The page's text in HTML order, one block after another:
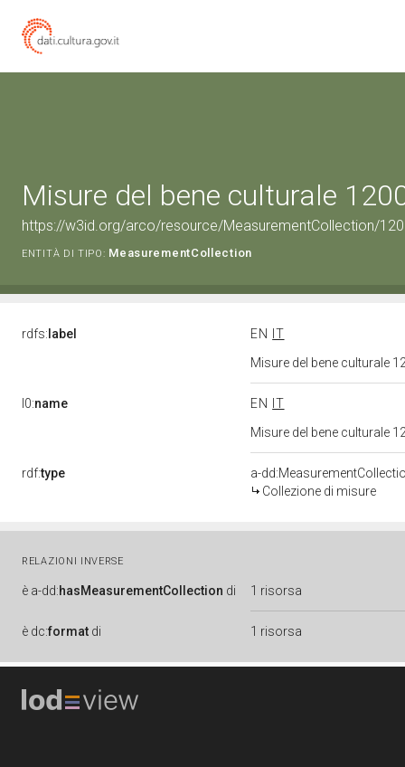
Misure del bene culturale
https://w3id.org/arco/resource/MeasurementCollection/
ENTITÀ DI TIPO: MeasurementCollection
rdfs: label EN
IT
Misure del bene culturale
l0:name EN
IT
Misure del bene culturale
rdf:type
a-
Collezione di misure
RELAZIONI INVERSE
è a-dd:hasMeasurementCollection di 1 risorsa
è dc:format di 1 risorsa